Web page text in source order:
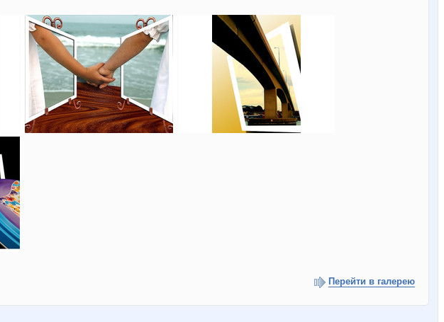
Перейти в галерею